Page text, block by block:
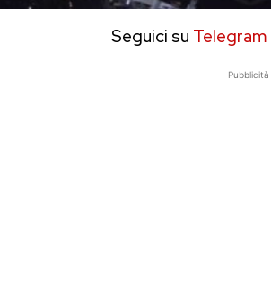
Seguici su Telegram
Pubblicità